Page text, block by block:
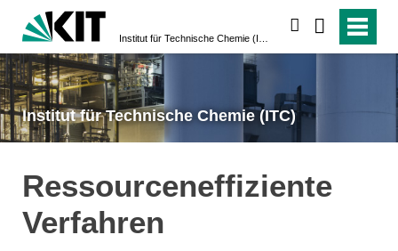
Institut für Technische Chemie (ITC)
Ressourceneffiziente
Verfahren